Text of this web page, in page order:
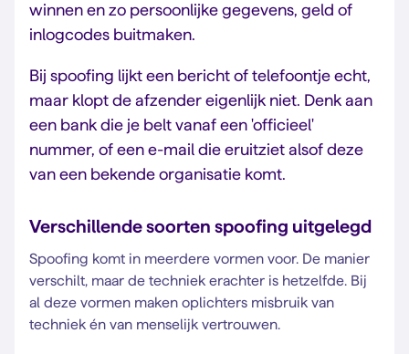
winnen en zo persoonlijke gegevens, geld of
inlogcodes buitmaken.
Bij spoofing lijkt een bericht of telefoontje echt,
maar klopt de afzender eigenlijk niet. Denk aan
een bank die je belt vanaf een 'officieel'
nummer, of een e-mail die eruitziet alsof deze
van een bekende organisatie komt.
Verschillende soorten spoofing uitgelegd
Spoofing komt in meerdere vormen voor. De manier
verschilt, maar de techniek erachter is hetzelfde. Bij
al deze vormen maken oplichters misbruik van
techniek én van menselijk vertrouwen.